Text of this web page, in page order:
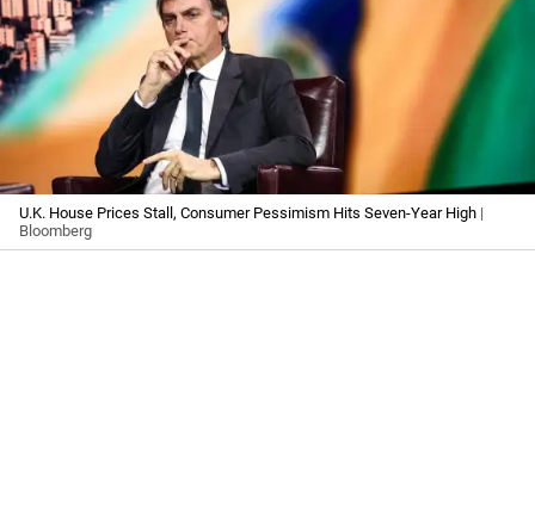
U.K. House Prices Stall, Consumer Pessimism Hits Seven-Year High |
Bloomberg